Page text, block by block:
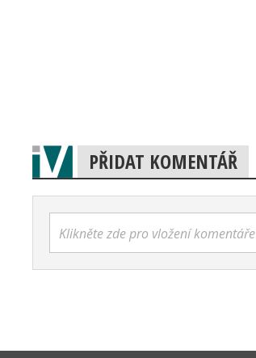
PŘIDAT KOMENTÁŘ
Klikněte zde pro vložení komentáře